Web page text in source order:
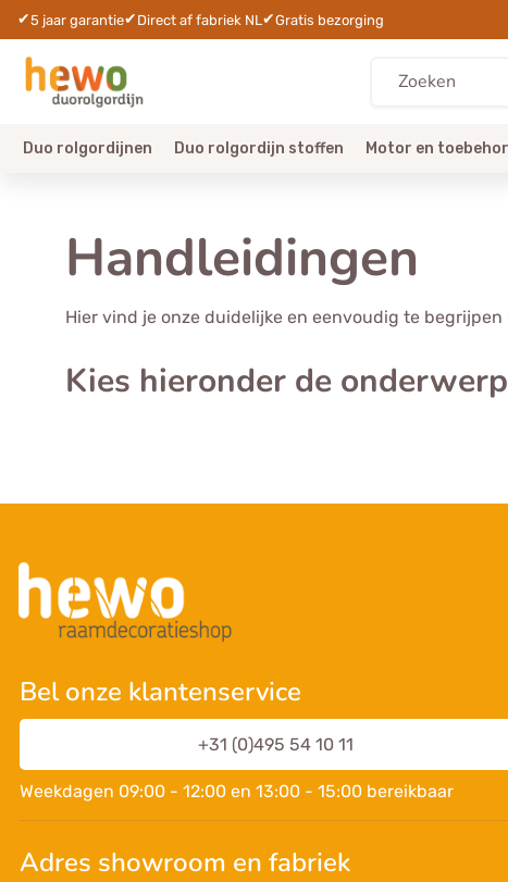
✔5 jaar garantie✔ Direct af fabriek NL✔Gratis bezorging
Duo rolgordijnen Duo rolgordijn stoffen Motor en
Handleidingen
Hier vind je onze duidelijke en eenvoudig te
Kies hieronder de
Bel onze klantenservice
+31 (0)495 54 10 11
Weekdagen 09:00 - 12:00 en 13:00 - 15:00 bereikbaar
Adres showroom en fabriek